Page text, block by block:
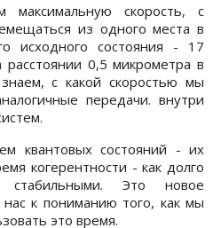
скорость, с
из одного места в
исходного состояния - 17
0,5 микрометра в
с какой скоростью мы
передачи. внутри
квантовых состояний - их
когерентности - как долго
стабильными. Это новое
к пониманию того, как мы
это время.